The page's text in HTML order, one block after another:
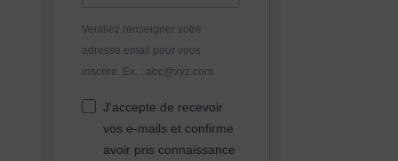
Veuillez renseigner votre
adresse email pour vous
inscrire. Ex. : abc@xyz.com
J'accepte de recevoir
vos e-mails et confirme
avoir pris connaissance